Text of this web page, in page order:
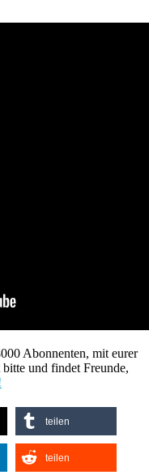
Abonnenten, mit eurer
und findet Freunde,
teilen
teilen